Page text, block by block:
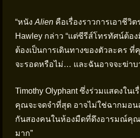
“หนัง Alien คือเรื่องราวการเอาชีวิ
Hawley กล่าว “แต่ซีรีส์โทรทัศน์ต้อ
ต้องเป็นการเดินทางของตัวละคร ที่
จะรอดหรือไม่… และฉันอาจจะฆ่าบ
Timothy Olyphant ซึ่งร่วมแสดงในเ
คุณจะจดจำที่สุด อาจไม่ใช่ฉากมอน
กันสองคนในห้องมืดที่ดึงอารมณ์คุ
มาก”